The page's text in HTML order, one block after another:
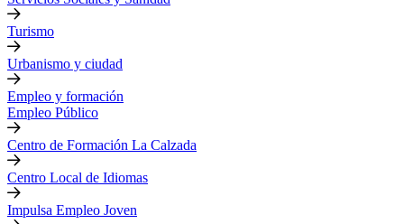
Turismo
Urbanismo y ciudad
Empleo y formación
Empleo Público
Centro de Formación La Calzada
Centro Local de Idiomas
Impulsa Empleo Joven